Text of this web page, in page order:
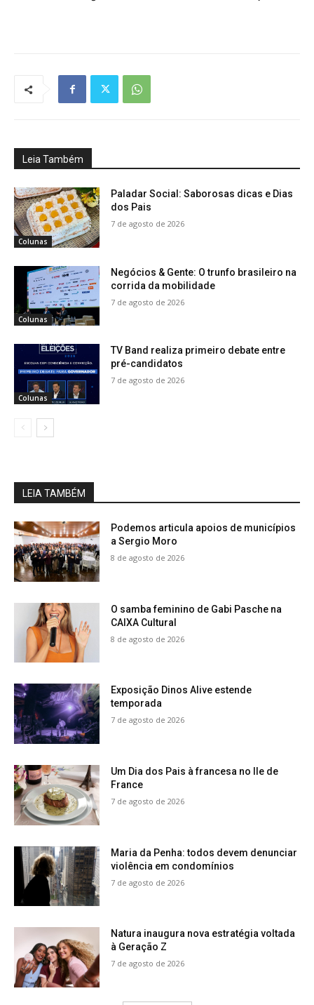
Leia Também
Colunas
Paladar Social: Saborosas dicas e Dias
dos Pais
7 de agosto de 2026
Colunas
Negócios & Gente: O trunfo brasileiro na
corrida da mobilidade
7 de agosto de 2026
Colunas
TV Band realiza primeiro debate entre
pré-candidatos
7 de agosto de 2026
LEIA TAMBÉM
Podemos articula apoios de municípios
a Sergio Moro
8 de agosto de 2026
O samba feminino de Gabi Pasche na
CAIXA Cultural
8 de agosto de 2026
Exposição Dinos Alive estende
temporada
7 de agosto de 2026
Um Dia dos Pais à francesa no Ile de
France
7 de agosto de 2026
Maria da Penha: todos devem denunciar
violência em condomínios
7 de agosto de 2026
Natura inaugura nova estratégia voltada
à Geração Z
7 de agosto de 2026